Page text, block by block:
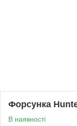
Форсунка
В наявності